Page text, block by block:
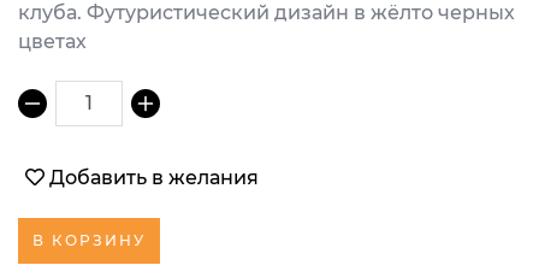
клуба. Футуристический дизайн в жёлто черных
цветах
1
Добавить в желания
В КОРЗИНУ